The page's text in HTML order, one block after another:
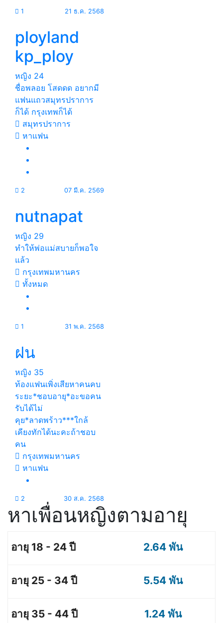
1 21 ธ.ค. 2568
ployland
kp_ploy
หญิง 24
ชื่อพลอย โสดดด อยากมี
แฟนแถวสมุทรปราการ
ก็ได้ กรุงเทพก็ได้
สมุทรปราการ
หาแฟน
2 07 มี.ค. 2569
nutnapat
หญิง 29
ทำให้พ่อแม่สบายก็พอใจ
แล้ว
กรุงเทพมหานคร
ทั้งหมด
1 31 พ.ค. 2568
ฝน
หญิง 35
ท้องแฟนเพิ่งเสียหาคนคบ
ระยะ*ชอบอายุ*อะขอคน
รับได้ไม่
คุย*ลาดพร้าว***ใกล้
เคียงทักได้นะคะถ้าชอบ
คน
กรุงเทพมหานคร
หาแฟน
2 30 ส.ค. 2568
หาเพื่อนหญิงตามอายุ
2.64 พัน
5.54 พัน
1.24 พัน